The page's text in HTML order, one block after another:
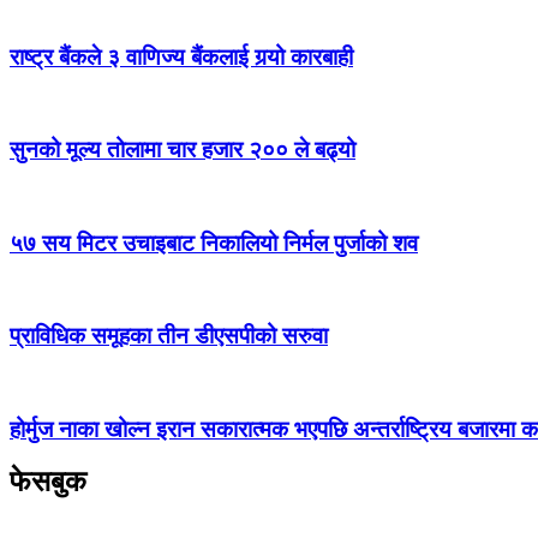
राष्ट्र बैंकले ३ वाणिज्य बैंकलाई गर्‍यो कारबाही
सुनको मूल्य तोलामा चार हजार २०० ले बढ्यो
५७ सय मिटर उचाइबाट निकालियो निर्मल पुर्जाको शव
प्राविधिक समूहका तीन डीएसपीको सरुवा
होर्मुज नाका खोल्न इरान सकारात्मक भएपछि अन्तर्राष्ट्रिय
फेसबुक